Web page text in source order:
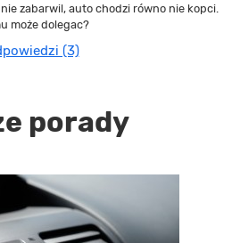
zabarwil, auto chodzi równo nie kopci.
może dolegac?
(3)
porady